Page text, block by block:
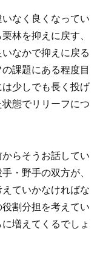
なく良くなってい
林を抑えに戻す、
なかで抑えに戻る
課題にある程度目
少しでも長く投げ
態でリリーフにつ
からそうお話してい
・野手の双方が、
ていかなければな
割分担を考えてい
増えてくるでしょ